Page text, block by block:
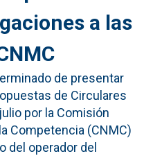
a las
de presentar
de Circulares
por la Comisión
Competencia (CNMC)
del operador del